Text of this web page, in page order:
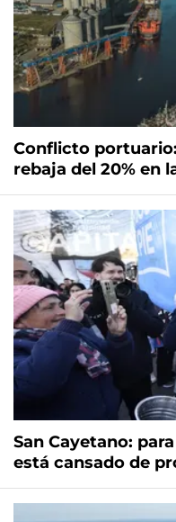
Conflicto
rebaja del 20% en
San Cayetano:
está cansado de